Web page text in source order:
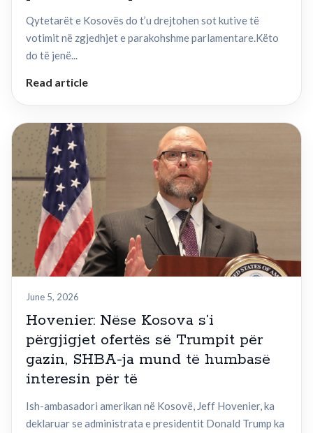
Qytetarët e Kosovës do t’u drejtohen sot kutive të
votimit në zgjedhjet e parakohshme parlamentare.Këto
do të jenë...
Read article
June 5, 2026
Hovenier: Nëse Kosova s’i
përgjigjet ofertës së Trumpit për
gazin, SHBA-ja mund të humbasë
interesin për të
Ish-ambasadori amerikan në Kosovë, Jeff Hovenier, ka
deklaruar se administrata e presidentit Donald Trump ka